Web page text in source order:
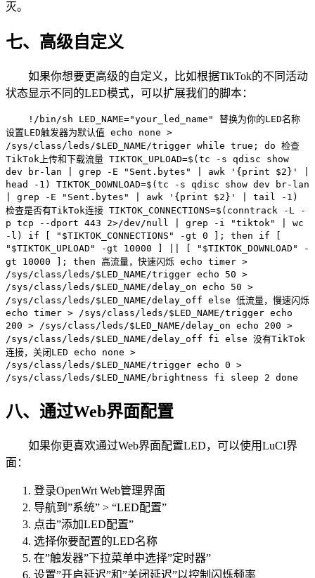
灭。
七、高级自定义
如果你想要更高级的自定义，比如根据TikTok的不同活动
状态显示不同的LED模式，可以扩展我们的脚本：
!/bin/sh LED_NAME="your_led_name" 替换为你的LED名称
设置LED触发器为默认值 echo none >
/sys/class/leds/$LED_NAME/trigger while true; do 检查
TikTok上传和下载流量 TIKTOK_UPLOAD=$(tc -s qdisc show
dev br-lan | grep -E "Sent.bytes" | awk '{print $2}' |
head -1) TIKTOK_DOWNLOAD=$(tc -s qdisc show dev br-lan
| grep -E "Sent.bytes" | awk '{print $2}' | tail -1)
检查是否有TikTok连接 TIKTOK_CONNECTIONS=$(conntrack -L -
p tcp --dport 443 2>/dev/null | grep -i "tiktok" | wc
-l) if [ "$TIKTOK_CONNECTIONS" -gt 0 ]; then if [
"$TIKTOK_UPLOAD" -gt 10000 ] || [ "$TIKTOK_DOWNLOAD" -
gt 10000 ]; then 高流量，快速闪烁 echo timer >
/sys/class/leds/$LED_NAME/trigger echo 50 >
/sys/class/leds/$LED_NAME/delay_on echo 50 >
/sys/class/leds/$LED_NAME/delay_off else 低流量，慢速闪烁
echo timer > /sys/class/leds/$LED_NAME/trigger echo
200 > /sys/class/leds/$LED_NAME/delay_on echo 200 >
/sys/class/leds/$LED_NAME/delay_off fi else 没有TikTok
连接，关闭LED echo none >
/sys/class/leds/$LED_NAME/trigger echo 0 >
/sys/class/leds/$LED_NAME/brightness fi sleep 2 done
八、通过Web界面配置
如果你更喜欢通过Web界面配置LED，可以使用LuCI界
面：
登录OpenWrt Web管理界面
导航到”系统” > “LED配置”
点击”添加LED配置”
选择你要配置的LED名称
在”触发器”下拉菜单中选择”定时器”
设置”开启延迟”和”关闭延迟”以控制闪烁频率